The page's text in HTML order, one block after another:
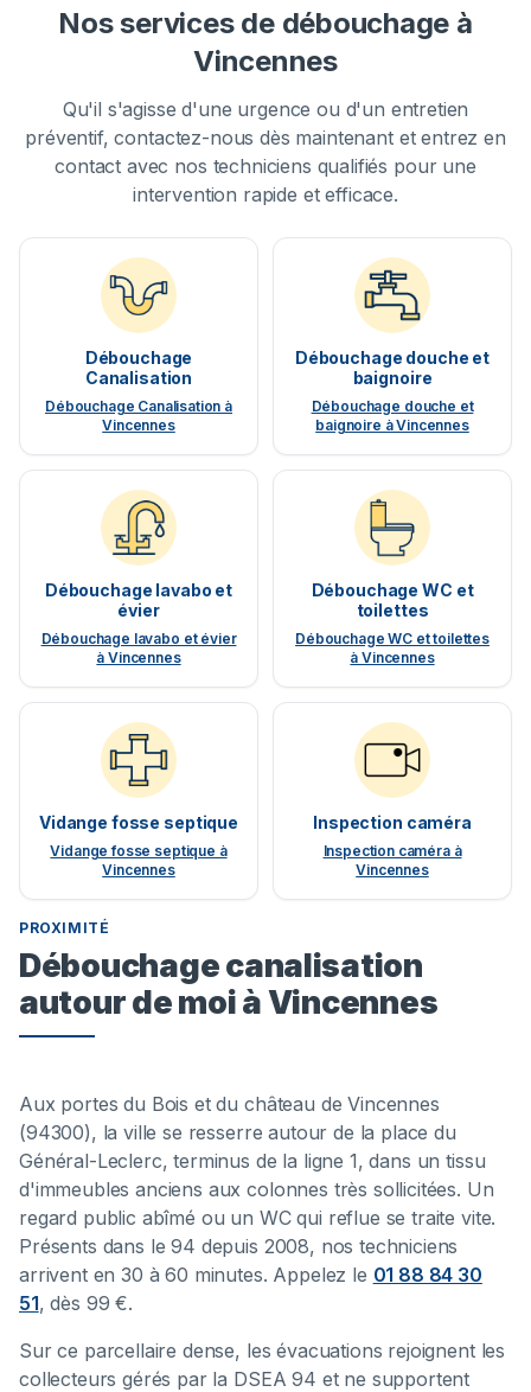
Nos services de débouchage à
Vincennes
Qu'il s'agisse d'une urgence ou d'un entretien
préventif, contactez-nous dès maintenant et entrez en
contact avec nos techniciens qualifiés pour une
intervention rapide et efficace.
Débouchage
Canalisation
Débouchage Canalisation à
Vincennes
Débouchage douche et
baignoire
Débouchage douche et
baignoire à Vincennes
Débouchage lavabo et
évier
Débouchage lavabo et évier
à Vincennes
Débouchage WC et
toilettes
Débouchage WC et toilettes
à Vincennes
Vidange fosse septique
Vidange fosse septique à
Vincennes
Inspection caméra
Inspection caméra à
Vincennes
PROXIMITÉ
Débouchage canalisation
autour de moi à Vincennes
Aux portes du Bois et du château de Vincennes
(94300), la ville se resserre autour de la place du
Général-Leclerc, terminus de la ligne 1, dans un tissu
d'immeubles anciens aux colonnes très sollicitées. Un
regard public abîmé ou un WC qui reflue se traite vite.
Présents dans le 94 depuis 2008, nos techniciens
arrivent en 30 à 60 minutes. Appelez le 01 88 84 30
51, dès 99 €.
Sur ce parcellaire dense, les évacuations rejoignent les
collecteurs gérés par la DSEA 94 et ne supportent